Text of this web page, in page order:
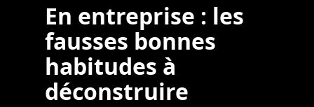
En entreprise : les
fausses bonnes
habitudes à
déconstruire